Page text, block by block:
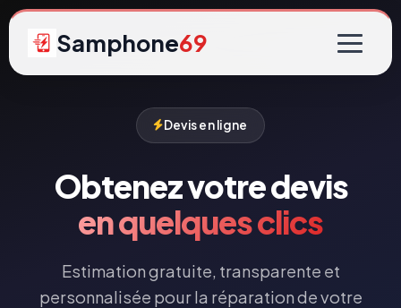
Samphone69
Devis en ligne
Obtenez votre devis
en quelques clics
Estimation gratuite, transparente et
personnalisée pour la réparation de votre